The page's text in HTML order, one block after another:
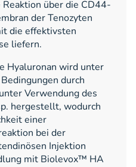
über die CD44-
der Tenozyten
die effektivsten
liefern.
Hyaluronan wird unter
durch
Verwendung des
hergestellt, wodurch
einer
bei der
Injektion
mit Biolevox™ HA